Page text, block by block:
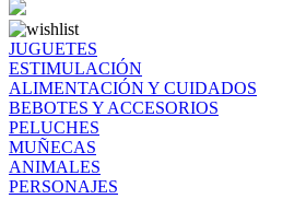
JUGUETES
ESTIMULACIÓN
ALIMENTACIÓN Y CUIDADOS
BEBOTES Y ACCESORIOS
PELUCHES
MUÑECAS
ANIMALES
PERSONAJES